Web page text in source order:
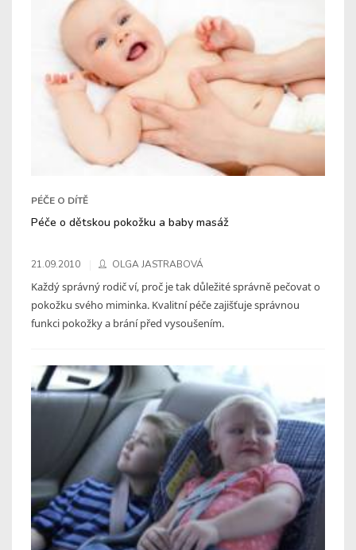
PÉČE O DÍTĚ
Péče o dětskou pokožku a baby masáž
21.09.2010 OLGA JASTRABOVÁ
Každý správný rodič ví, proč je tak důležité správně pečovat o
pokožku svého miminka. Kvalitní péče zajišťuje správnou
funkci pokožky a brání před vysoušením.